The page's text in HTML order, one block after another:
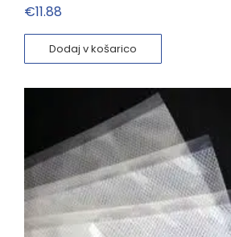
€11.88
Dodaj v košarico